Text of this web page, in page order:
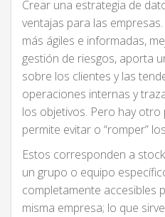
Crear una estrategia de
ventajas para las
más ágiles e informadas,
gestión de riesgos, aporta
sobre los clientes y las
operaciones internas y
los objetivos. Pero hay
permite evitar o “romper”
Estos corresponden a
un grupo o equipo
completamente accesibles
misma empresa; lo que